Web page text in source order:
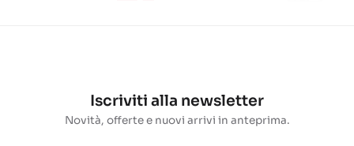
Iscriviti alla newsletter
Novità, offerte e nuovi arrivi in anteprima.